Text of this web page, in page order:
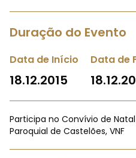
Duração do Evento
Data de Início
18.12.2015
Data de
Participa no Convívio de
Paroquial de Castelões, VNF